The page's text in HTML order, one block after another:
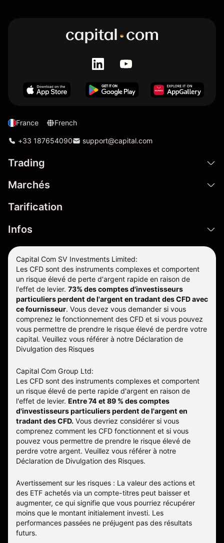
France French
+33 187654090 support@capital.com
Trading
Marchés
Tarification
Infos
Capital Com SV Investments Limited:
Les CFD sont des instruments complexes et comportent
un risque élevé de perte d'argent rapide en raison de
l'effet de levier. 73% des comptes d'investisseurs
particuliers perdent de l'argent en tradant des CFD avec
ce fournisseur. Vous devez vous demander si vous
comprenez le fonctionnement des CFD et si vous pouvez
vous permettre de prendre le risque élevé de perdre votre
capital. Veuillez vous référer à notre Déclaration de
Divulgation des Risques
Capital Com Group Ltd:
Les CFD sont des instruments complexes et comportent
un risque élevé de perte rapide d'argent en raison de
l'effet de levier. Entre 74 et 89 % des comptes
d'investisseurs particuliers perdent de l'argent en
tradant des CFD. Vous devriez considérer si vous
comprenez comment les CFD fonctionnent et si vous
pouvez vous permettre de prendre le risque élevé de
perdre votre argent. Veuillez vous référer à notre
Déclaration de Divulgation des Risques.
Avertissement sur les risques : La valeur des actions et
des ETF achetés via un compte-titres peut baisser et
augmenter, ce qui signifie que vous pourriez récupérer
moins que le montant initialement investi. Les
performances passées ne préjugent pas des résultats
futurs.